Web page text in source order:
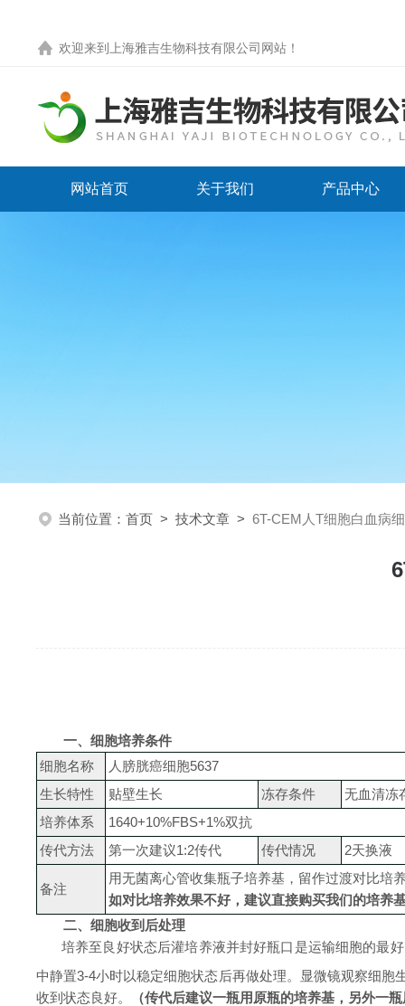
欢迎来到 上海雅吉生物科技有限公司网站 ！
网站首页 关于我们 产品中心
当前位置： 首页 > 技术文章 > 6T-CEM人T细胞白血病
一、细胞培养条件
细胞名称 人膀胱癌细胞5637
生长特性
贴壁生长 冻存条件
无血清冻
培养体系
1640+10%FBS+1%双抗
传代方法
第一次建议1:2传代 传代情况 2天换液
备注
用无菌离心管收集瓶子培养基，留作过渡对比培
如对比培养效果不好，建议直接购买我们的培养
二、细胞收到后处理
培养至良好状态后灌培养液并封好瓶口是运输细胞的最
中静置3-4小时以稳定细胞状态后再做处理。显微镜观察细胞
收到状态良好。
（传代后建议一瓶用原瓶的培养基，另外一